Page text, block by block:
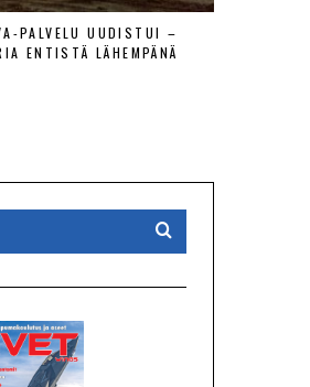
PALVELU UUDISTUI –
ENTISTÄ LÄHEMPÄNÄ